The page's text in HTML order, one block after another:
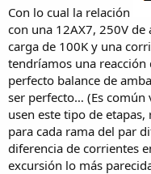
Con lo cual la relación
con una 12AX7, 250V
carga de 100K y una
tendríamos una reacción
perfecto balance de
ser perfecto… (Es común
usen este tipo de
para cada rama del par
diferencia de corrientes
excursión lo más